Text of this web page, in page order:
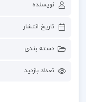
نویسنده
تاریخ انتشار
دسته بندی
تعداد بازدید